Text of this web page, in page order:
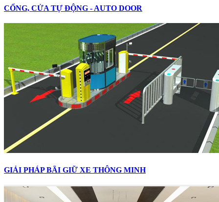
CỔNG, CỬA TỰ ĐỘNG - AUTO DOOR
GIẢI PHÁP BÃI GIỮ XE THÔNG MINH